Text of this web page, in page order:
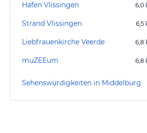
Hafen Vlissingen 6,0
Strand Vlissingen 6,5
Liebfrauenkirche Veerde 6,8
muZEEum 6,8
Sehenswürdigkeiten in Middelburg